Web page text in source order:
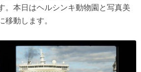
。本日はヘルシンキ動物園と写真美
動します。